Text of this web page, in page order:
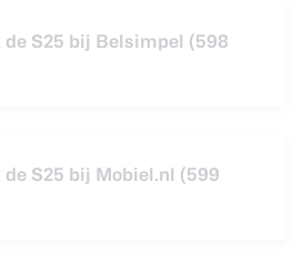
S25 bij Belsimpel (598
S25 bij Mobiel.nl (599